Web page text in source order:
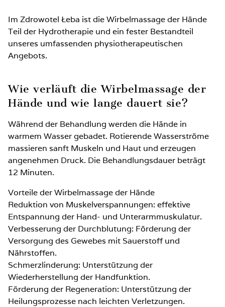
Im Zdrowotel Łeba ist die Wirbelmassage der Hände
Teil der Hydrotherapie und ein fester Bestandteil
unseres umfassenden physiotherapeutischen
Angebots.
Wie verläuft die Wirbelmassage der
Hände und wie lange dauert sie?
Während der Behandlung werden die Hände in
warmem Wasser gebadet. Rotierende Wasserströme
massieren sanft Muskeln und Haut und erzeugen
angenehmen Druck. Die Behandlungsdauer beträgt
12 Minuten.
Vorteile der Wirbelmassage der Hände
Reduktion von Muskelverspannungen: effektive
Entspannung der Hand- und Unterarmmuskulatur.
Verbesserung der Durchblutung: Förderung der
Versorgung des Gewebes mit Sauerstoff und
Nährstoffen.
Schmerzlinderung: Unterstützung der
Wiederherstellung der Handfunktion.
Förderung der Regeneration: Unterstützung der
Heilungsprozesse nach leichten Verletzungen.